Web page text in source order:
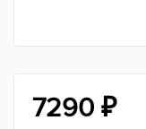
7290 ₽